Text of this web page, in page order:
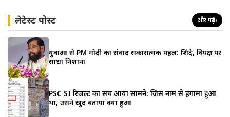
लेटेस्ट पोस्ट और पढ़ें›
युवाओं से PM मोदी का संवाद सकारात्मक पहल: शिंदे, विपक्ष पर
साधा निशाना
PSC SI रिजल्ट का सच आया सामने: जिस नाम से हंगामा हुआ
था, उसने खुद बताया क्या हुआ